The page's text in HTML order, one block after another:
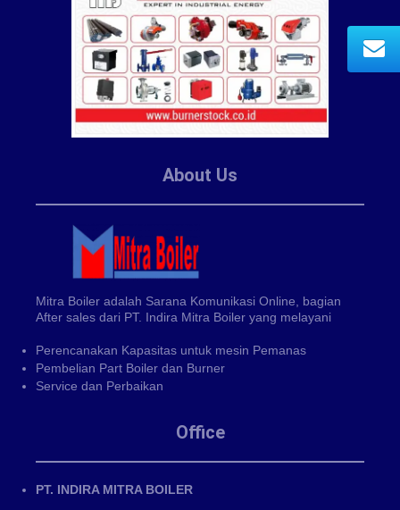
About Us
Mitra Boiler adalah Sarana Komunikasi Online, bagian
After sales dari PT. Indira Mitra Boiler yang melayani
Perencanakan Kapasitas untuk mesin Pemanas
Pembelian Part Boiler dan Burner
Service dan Perbaikan
Office
PT. INDIRA MITRA BOILER